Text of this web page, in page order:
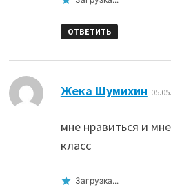
ОТВЕТИТЬ
Жека Шумихин
мне нравиться и
класс
Загрузка...